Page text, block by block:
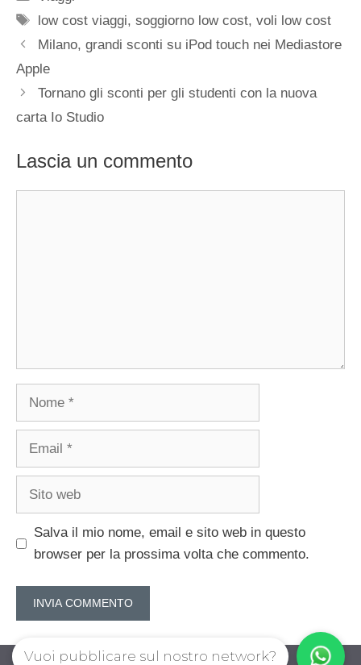
Tag
low cost viaggi,soggiorno low cost,voli low cost
Milano, grandi sconti su iPod touch nei Mediastore
Apple
Tornano gli sconti per gli studenti con la nuova
carta Io Studio
Lascia un commento
Nome
Email
Sito
Salva il mio nome, email e sito web in questo
browser per la prossima volta che commento.
Vuoi pubblicare sul nostro network?